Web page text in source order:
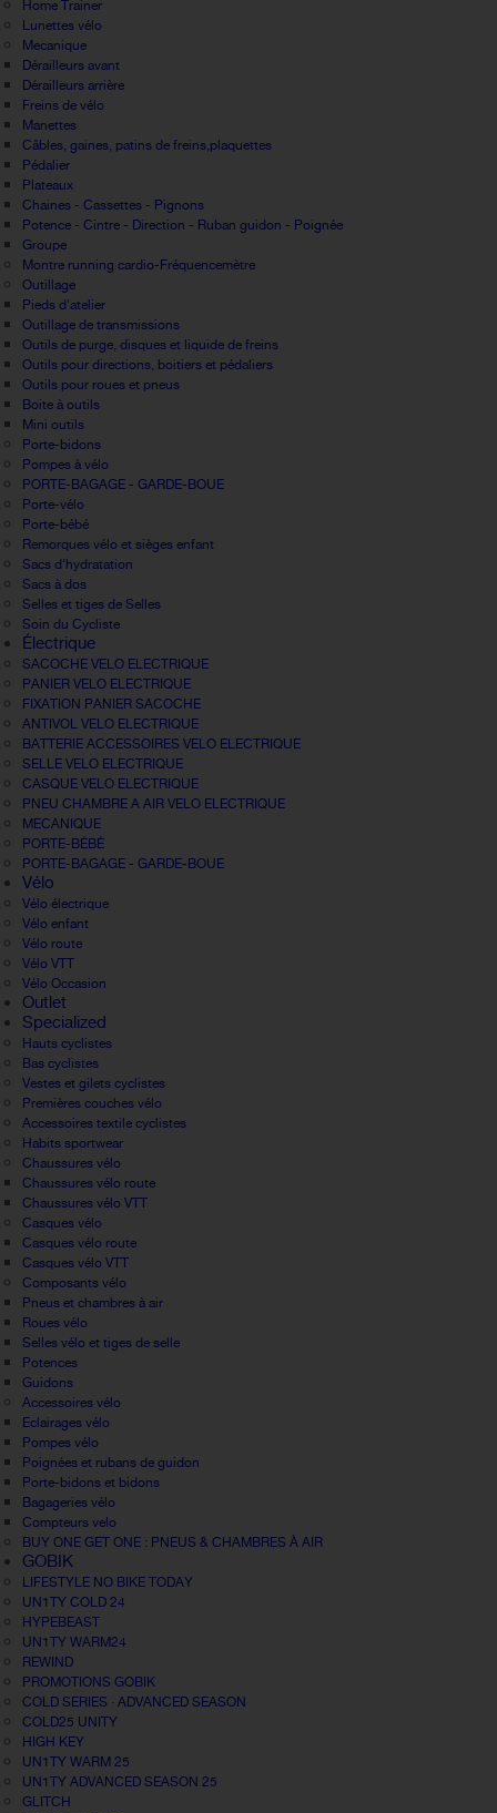
Home Trainer
Lunettes vélo
Mecanique
Dérailleurs avant
Dérailleurs arrière
Freins de vélo
Manettes
Câbles, gaines, patins de freins,plaquettes
Pédalier
Plateaux
Chaines - Cassettes - Pignons
Potence - Cintre - Direction - Ruban guidon - Poignée
Groupe
Montre running cardio-Fréquencemètre
Outillage
Pieds d'atelier
Outillage de transmissions
Outils de purge, disques et liquide de freins
Outils pour directions, boitiers et pédaliers
Outils pour roues et pneus
Boite à outils
Mini outils
Porte-bidons
Pompes à vélo
PORTE-BAGAGE - GARDE-BOUE
Porte-vélo
Porte-bébé
Remorques vélo et sièges enfant
Sacs d'hydratation
Sacs à dos
Selles et tiges de Selles
Soin du Cycliste
Électrique
SACOCHE VELO ELECTRIQUE
PANIER VELO ELECTRIQUE
FIXATION PANIER SACOCHE
ANTIVOL VELO ELECTRIQUE
BATTERIE ACCESSOIRES VELO ELECTRIQUE
SELLE VELO ELECTRIQUE
CASQUE VELO ELECTRIQUE
PNEU CHAMBRE A AIR VELO ELECTRIQUE
MECANIQUE
PORTE-BÉBÉ
PORTE-BAGAGE - GARDE-BOUE
Vélo
Vélo électrique
Vélo enfant
Vélo route
Vélo VTT
Vélo Occasion
Outlet
Specialized
Hauts cyclistes
Bas cyclistes
Vestes et gilets cyclistes
Premières couches vélo
Accessoires textile cyclistes
Habits sportwear
Chaussures vélo
Chaussures vélo route
Chaussures vélo VTT
Casques vélo
Casques vélo route
Casques vélo VTT
Composants vélo
Pneus et chambres à air
Roues vélo
Selles vélo et tiges de selle
Potences
Guidons
Accessoires vélo
Eclairages vélo
Pompes vélo
Poignées et rubans de guidon
Porte-bidons et bidons
Bagageries vélo
Compteurs velo
BUY ONE GET ONE : PNEUS & CHAMBRES À AIR
GOBIK
LIFESTYLE NO BIKE TODAY
UN1TY COLD 24
HYPEBEAST
UN1TY WARM24
REWIND
PROMOTIONS GOBIK
COLD SERIES · ADVANCED SEASON
COLD25 UNITY
HIGH KEY
UN1TY WARM 25
UN1TY ADVANCED SEASON 25
GLITCH